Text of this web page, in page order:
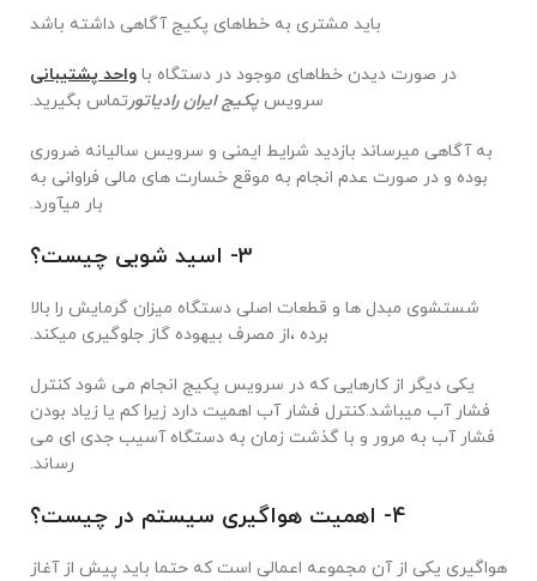
باید مشتری به خطاهای پکیج آگاهی داشته باشد
در صورت دیدن خطاهای موجود در دستگاه با واحد پشتیبانی
سرویس پکیج ایران رادیاتورتماس بگیرید.
به آگاهی میرساند بازدید شرایط ایمنی و سرویس سالیانه ضروری
بوده و در صورت عدم انجام به موقع خسارت های مالی فراوانی به
بار میآورد.
3- اسید شویی چیست؟
شستشوی مبدل ها و قطعات اصلی دستگاه میزان گرمایش را بالا
برده ،از مصرف بیهوده گاز جلوگیری میکند.
یکی دیگر از کارهایی که در سرویس پکیج انجام می شود کنترل
فشار آب میباشد.کنترل فشار آب اهمیت دارد زیرا کم یا زیاد بودن
فشار آب به مرور و با گذشت زمان به دستگاه آسیب جدی ای می
رساند.
4- اهمیت هواگیری سیستم در چیست؟
هواگیری یکی از آن مجموعه اعمالی است که حتما باید پیش از آغاز